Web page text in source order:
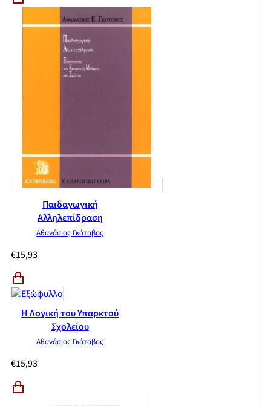
Παιδαγωγική
Αλληλεπίδραση
Αθανάσιος Γκότοβος
€15,93
Η Λογική του Υπαρκτού
Σχολείου
Αθανάσιος Γκότοβος
€15,93